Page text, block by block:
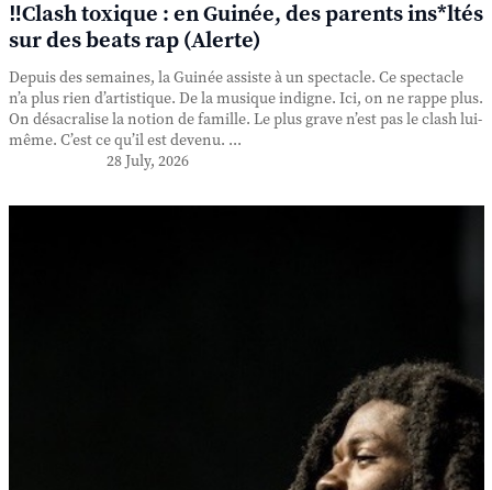
‼️Clash toxique : en Guinée, des parents ins*ltés
sur des beats rap (Alerte)
Depuis des semaines, la Guinée assiste à un spectacle. Ce spectacle
n’a plus rien d’artistique. De la musique indigne. Ici, on ne rappe plus.
On désacralise la notion de famille. Le plus grave n’est pas le clash lui-
même. C’est ce qu’il est devenu. ...
28 July, 2026